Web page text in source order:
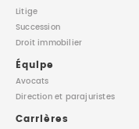
Litige
Succession
Droit immobilier
Équipe
Avocats
Directionet parajuristes
Carrières